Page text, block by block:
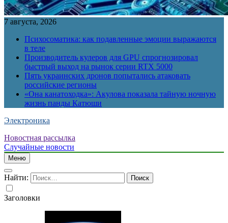
7 августа, 2026
Психосоматика: как подавленные эмоции выражаются
в теле
Производитель кулеров для GPU спрогнозировал
быстрый выход на рынок серии RTX 5000
Пять украинских дронов попытались атаковать
российские регионы
«Она канатоходка»: Акулова показала тайную ночную
жизнь панды Катюши
Электроника
Новостная рассылка
Случайные новости
Меню
Найти:
Заголовки